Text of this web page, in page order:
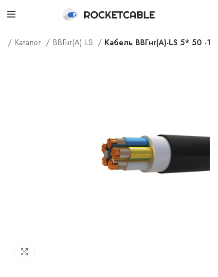
Каталог ВВГнг(А)-LS Кабель ВВГнг(А)-LS 5* 50 -1